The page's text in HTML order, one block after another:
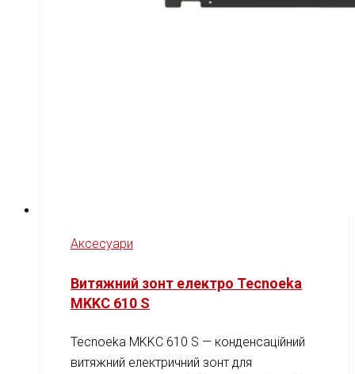
Аксесуари
Витяжний зонт електро Tecnoeka
MKKC 610 S
Tecnoeka MKKC 610 S — конденсаційний
витяжний електричний зонт для